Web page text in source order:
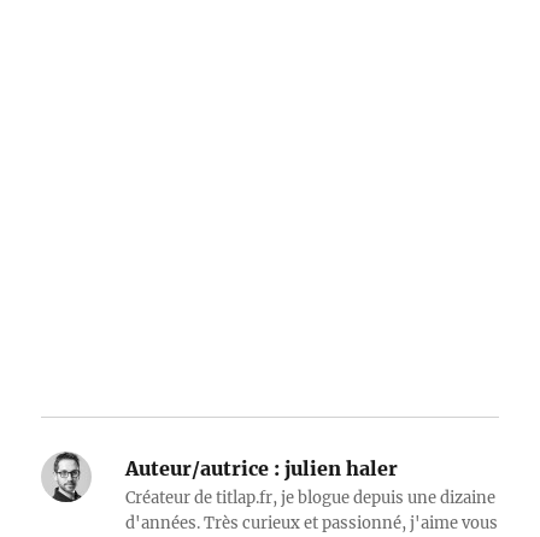
Auteur/autrice : julien haler
Créateur de titlap.fr, je blogue depuis une dizaine
d'années. Très curieux et passionné, j'aime vous